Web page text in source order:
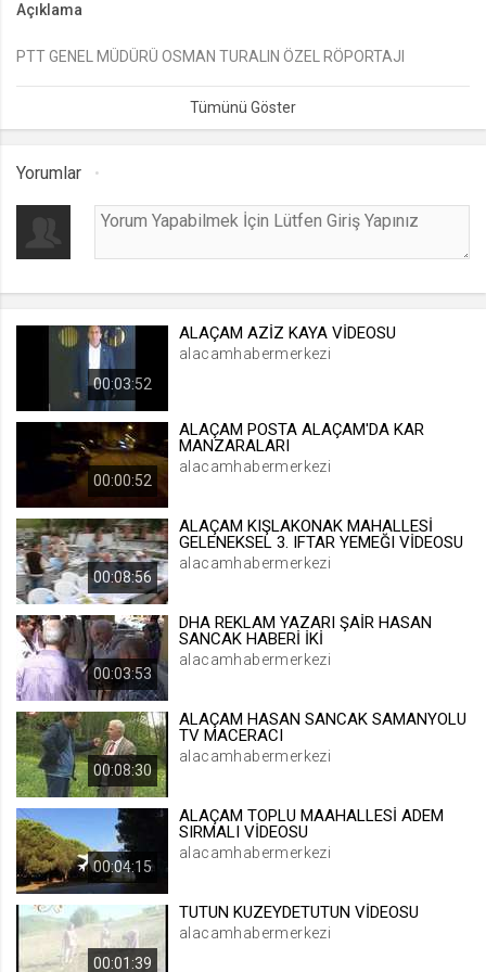
.web.tv
Seçilen dil tercihini tutmak
.web.tv
[hash]
.web.tv
Site içeriği önerme
1 yıl
voteLike*
.web.tv
1 ay
.web.tv
İsimsiz ziyaretçi için site içeriği
Açıklama
PTT GENEL MÜDÜRÜ OSMAN TURALIN ÖZEL RÖPORTAJI
Yorumlar
00:03:52
ALAÇAM AZİZ KAYA VİDEOSU
alacamhabermerkezi
00:00:52
ALAÇAM POSTA ALAÇAM'DA KAR
MANZARALARI
alacamhabermerkezi
00:08:56
ALAÇAM KIŞLAKONAK MAHALLESİ
GELENEKSEL 3. IFTAR YEMEĞI VİDEOSU
alacamhabermerkezi
00:03:53
DHA REKLAM YAZARI ŞAİR HASAN
SANCAK HABERİ İKİ
alacamhabermerkezi
00:08:30
ALAÇAM HASAN SANCAK SAMANYOLU
TV MACERACI
alacamhabermerkezi
00:04:15
ALAÇAM TOPLU MAAHALLESİ ADEM
SIRMALI VİDEOSU
alacamhabermerkezi
00:01:39
TUTUN KUZEYDETUTUN VİDEOSU
alacamhabermerkezi